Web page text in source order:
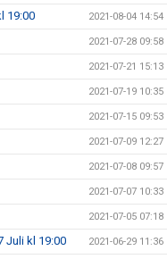
19:00 2021-08-04 14:54
2021-07-28 09:58
2021-07-21 15:13
2021-07-19 10:35
2021-07-15 09:53
2021-07-09 12:27
2021-07-08 09:57
2021-07-07 10:33
2021-07-05 07:18
Juli kl 19:00 2021-06-29 11:36